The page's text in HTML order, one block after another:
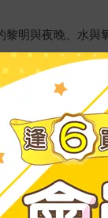
明與夜晚、水
來我在此胡遊
火腿、一塊牛
踐，往往便是